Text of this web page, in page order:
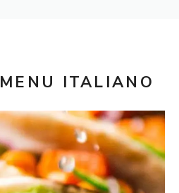
MENU ITALIANO